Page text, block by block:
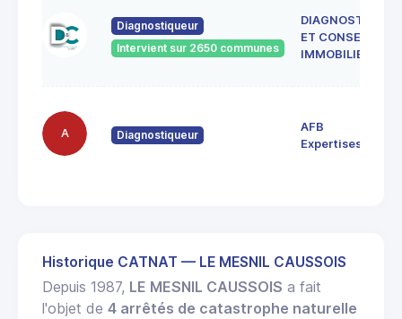
Diagnostiqueur
Intervient sur 2650 communes
DIAGNOSTICS
ET CONSEILS
IMMOBILIER
A Diagnostiqueur
AFB
Expertises
Historique CATNAT — LE MESNIL CAUSSOIS
Depuis 1987, LE MESNIL CAUSSOIS a fait
l'objet de 4 arrêtés de catastrophe naturelle